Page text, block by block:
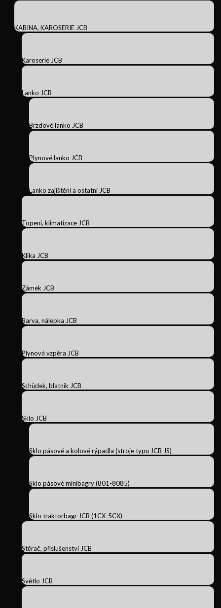
KABINA, KAROSERIE JCB
Karoserie JCB
Lanko JCB
Brzdové lanko JCB
Plynové lanko JCB
Lanko zajištění a ostatní JCB
Topení, klimatizace JCB
Klika JCB
Zámek JCB
Barva, nálepka JCB
Plynová vzpěra JCB
Schůdek, blatník JCB
Sklo JCB
Sklo pásové a kolové rýpadla (stroje typu JCB JS)
Sklo pásové minibagry (801-8085)
Sklo traktorbagr JCB (1CX-5CX)
Stěrač, příslušenství JCB
Světlo JCB